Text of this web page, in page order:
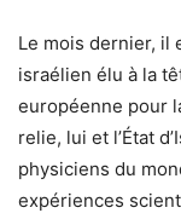
Le mois dernier, il
israélien élu à la
européenne pour
relie, lui et l’État
physiciens du
expériences